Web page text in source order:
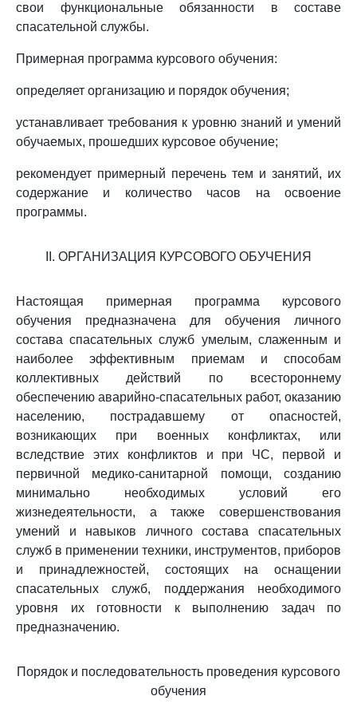
свои функциональные обязанности в составе
спасательной службы.
Примерная программа курсового обучения:
определяет организацию и порядок обучения;
устанавливает требования к уровню знаний и умений
обучаемых, прошедших курсовое обучение;
рекомендует примерный перечень тем и занятий, их
содержание и количество часов на освоение
программы.
II. ОРГАНИЗАЦИЯ КУРСОВОГО ОБУЧЕНИЯ
Настоящая примерная программа курсового
обучения предназначена для обучения личного
состава спасательных служб умелым, слаженным и
наиболее эффективным приемам и способам
коллективных действий по всестороннему
обеспечению аварийно-спасательных работ, оказанию
населению, пострадавшему от опасностей,
возникающих при военных конфликтах, или
вследствие этих конфликтов и при ЧС, первой и
первичной медико-санитарной помощи, созданию
минимально необходимых условий его
жизнедеятельности, а также совершенствования
умений и навыков личного состава спасательных
служб в применении техники, инструментов, приборов
и принадлежностей, состоящих на оснащении
спасательных служб, поддержания необходимого
уровня их готовности к выполнению задач по
предназначению.
Порядок и последовательность проведения курсового
обучения